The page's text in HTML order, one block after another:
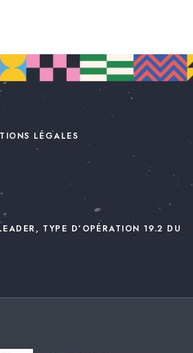
LÉGALES
TYPE D’OPÉRATION 19.2 DU